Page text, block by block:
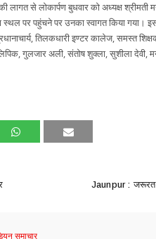
से लोकार्पण बुधवार को अध्यक्ष श्रीमती
स्थल पर पहुंचने पर उनका स्वागत किया गया।
तिलकधारी इण्टर कालेज, समस्त
गुलजार अली, संतोष शुक्ला, सुशीला देवी,
Jaunpur :
समाचार